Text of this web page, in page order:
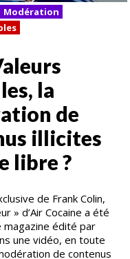
Modération
la
de
illicites
libre ?
de Frank Colin,
» d’Air Cocaine a été
magazine édité par
une vidéo, en toute
de contenus